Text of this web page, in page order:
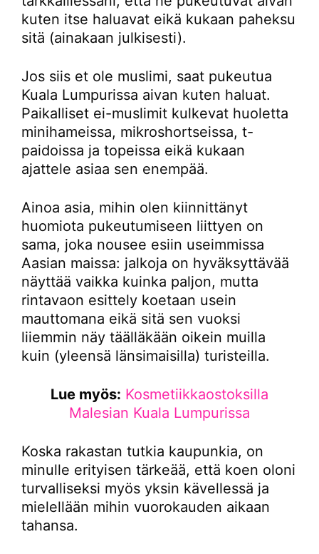
kuten itse haluavat eikä kukaan paheksu
sitä (ainakaan julkisesti).
Jos siis et ole muslimi, saat pukeutua
Kuala Lumpurissa aivan kuten haluat.
Paikalliset ei-muslimit kulkevat huoletta
minihameissa, mikroshortseissa, t-
paidoissa ja topeissa eikä kukaan
ajattele asiaa sen enempää.
Ainoa asia, mihin olen kiinnittänyt
huomiota pukeutumiseen liittyen on
sama, joka nousee esiin useimmissa
Aasian maissa: jalkoja on hyväksyttävää
näyttää vaikka kuinka paljon, mutta
rintavaon esittely koetaan usein
mauttomana eikä sitä sen vuoksi
liiemmin näy täälläkään oikein muilla
kuin (yleensä länsimaisilla) turisteilla.
Lue myös: Kosmetiikkaostoksilla
Malesian Kuala Lumpurissa
Koska rakastan tutkia kaupunkia, on
minulle erityisen tärkeää, että koen oloni
turvalliseksi myös yksin kävellessä ja
mielellään mihin vuorokauden aikaan
tahansa.